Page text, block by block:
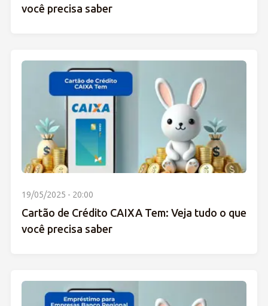
você precisa saber
19/05/2025 - 20:00
Cartão de Crédito CAIXA Tem: Veja tudo o que
você precisa saber